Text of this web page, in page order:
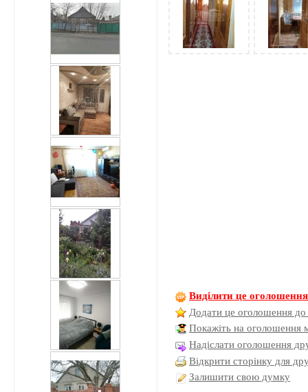
Виділити це оголошення
Додати це оголошення до
Покажіть на оголошення
Надіслати оголошення
Відкрити сторінку для
Залишити свою думку